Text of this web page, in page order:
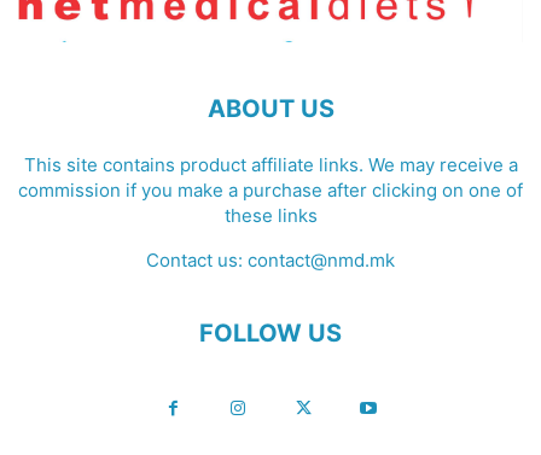
ABOUT US
This site contains product affiliate links. We may receive a
commission if you make a purchase after clicking on one of
these links
Contact us: contact@nmd.mk
FOLLOW US